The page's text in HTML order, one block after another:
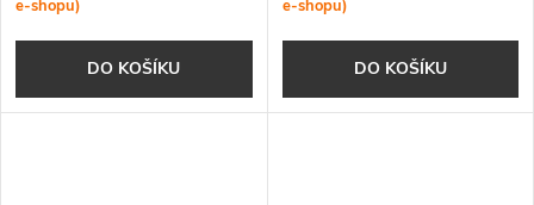
e-shopu)
DO KOŠÍKU
e-shopu)
DO KOŠÍKU